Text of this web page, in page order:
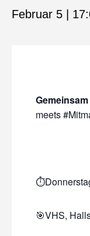
Februar 5 |
meets
🎯VHS,